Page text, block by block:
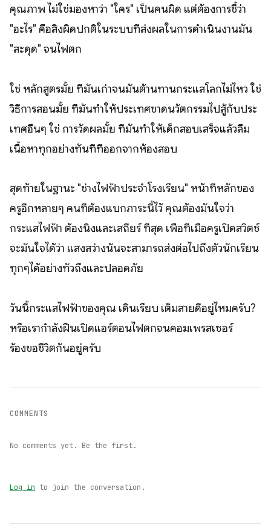
คุณภาพ ไม่ใช่มองหาว่า "ใคร" เป็นคนผิด แต่ต้องการชี้ว่า
"อะไร" คือสิ่งผิดปกติในระบบที่ส่งผลในการดำเนินงานมัน
"สะดุด" จนไฟตก
ใช่ หลักสูตรมั้ย ที่มันเก่าจนมันต้านทานกระแสโลกไม่ไหว ใช่
วิธีการสอนมั้ย ที่มันทำให้ประเทศขาดนวัตกรรมไปสู้กับประ
เทศอื่นๆ ใช่ การวัดผลมั้ย ที่มันทำให้เด็กสอบเสร็จแล้วลืม
เนื้อหาทุกอย่างทันทีที่ออกจากห้องสอบ
สุดท้ายในฐานะ "ช่างไฟฟ้าประจำโรงเรียน" หน้าที่หลักของ
ครูอีกหลายๆ คนที่ต้องแบกภาระนี้ไว้ คุณต้องมั่นใจว่า
กระแสไฟฟ้า ต้องนิ่งและเสถียร์ ที่สุด เพื่อที่เมื่อครูเปิดสวิตช์
จะมั่นใจได้ว่า แสงสว่างนั่นจะสามารถส่งต่อไปถึงตัวนักเรียน
ทุกๆได้อย่างทั่วถึงและปลอดภัย
วันนี้กระแสไฟฟ้าของคุณ เดินเรียบ เต็มสายดีอยู่ไหมครับ?
หรือเรากำลังฝืนเปิดแอร์ตอนไฟตกจนคอมเพรสเซอร์
ร้องขอชีวิตกันอยู่ครับ
COMMENTS
No comments yet. Be the first.
Log in to join the conversation.